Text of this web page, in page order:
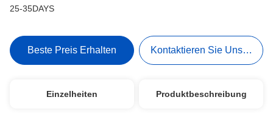
25-35DAYS
Beste Preis Erhalten Kontaktieren Sie Uns Jetzt
Einzelheiten Produktbeschreibung